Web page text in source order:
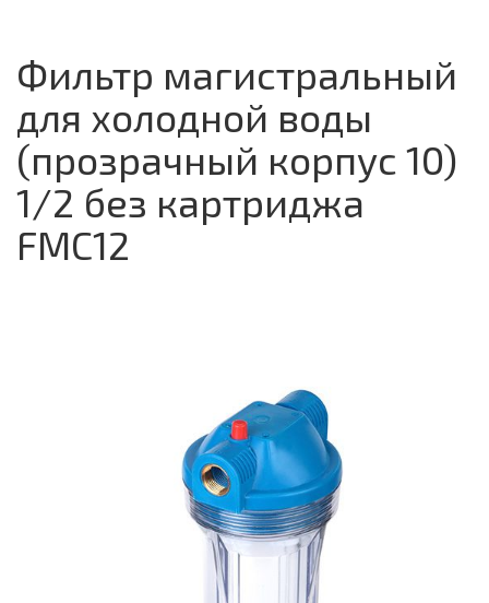
Фильтр магистральный
для холодной воды
(прозрачный корпус 10)
1/2 без картриджа
FMC12